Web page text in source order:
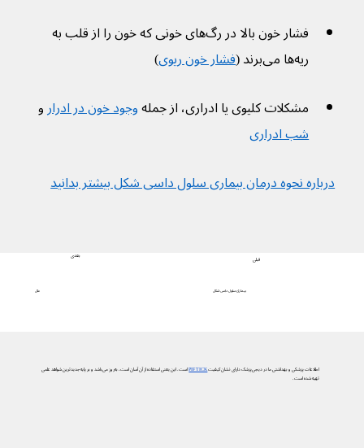
فشار خون بالا در رگ‌های خونی که خون را از قلب به
ریه‌ها می‌برند (
فشار خون ریوی)
مشکلات کلیوی یا ادراری، از جمله وجود خون در ادرار و
شب ادراری
درباره نحوه درمان بیماری سلول داسی شکل بیشتر بدانید
علل
بعدی
بیماری سلول داسی شکل
قبلی
اطلاعات پزشکی و بهداشتی ما در دیجی‌پزشک دارای نشان کیفیتPIF TICKاست. این یعنی استفاده از آن آسان است، به‌روز می‌باشد و بر پایه جدیدترین شواهد علمی
تهیه شده است.